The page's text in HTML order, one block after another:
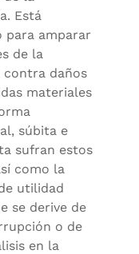
Está
para amparar
de la
contra daños
materiales
súbita e
sufran estos
como la
utilidad
se derive de
o de
en la